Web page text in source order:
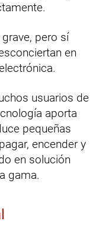
pero sí
en
usuarios de
aporta
pequeñas
encender y
en solución
gama.